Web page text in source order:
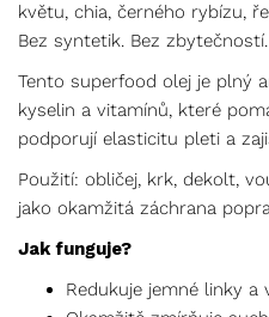
květu, chia, černého rybízu,
Bez syntetik. Bez
Tento superfood olej je plný
kyselin a vitamínů, které
podporují elasticitu pleti a
Použití: obličej, krk, dekolt,
jako okamžitá záchrana
Jak funguje?
Redukuje jemné linky a